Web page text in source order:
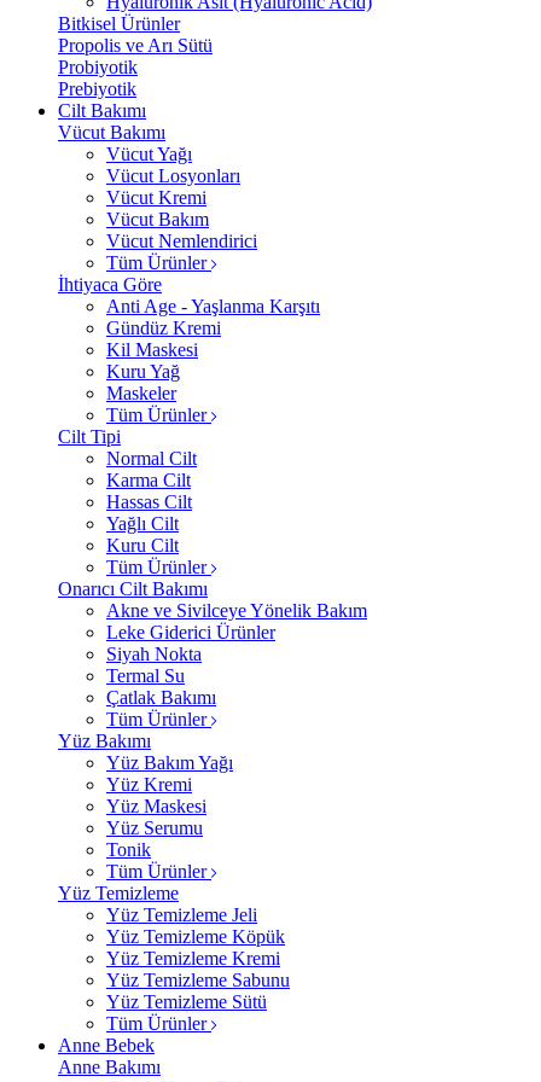
Bitkisel Ürünler
Propolis ve Arı Sütü
Probiyotik
Prebiyotik
Cilt Bakımı
Vücut Bakımı
Vücut Yağı
Vücut Losyonları
Vücut Kremi
Vücut Bakım
Vücut Nemlendirici
Tüm Ürünler
İhtiyaca Göre
Anti Age - Yaşlanma Karşıtı
Gündüz Kremi
Kil Maskesi
Kuru Yağ
Maskeler
Tüm Ürünler
Cilt Tipi
Normal Cilt
Karma Cilt
Hassas Cilt
Yağlı Cilt
Kuru Cilt
Tüm Ürünler
Onarıcı Cilt Bakımı
Akne ve Sivilceye Yönelik Bakım
Leke Giderici Ürünler
Siyah Nokta
Termal Su
Çatlak Bakımı
Tüm Ürünler
Yüz Bakımı
Yüz Bakım Yağı
Yüz Kremi
Yüz Maskesi
Yüz Serumu
Tonik
Tüm Ürünler
Yüz Temizleme
Yüz Temizleme Jeli
Yüz Temizleme Köpük
Yüz Temizleme Kremi
Yüz Temizleme Sabunu
Yüz Temizleme Sütü
Tüm Ürünler
Anne Bebek
Anne Bakımı